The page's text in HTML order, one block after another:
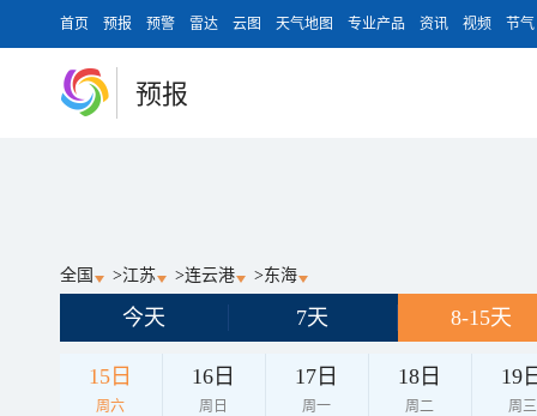
首页 预报 预警 雷达 云图 天气地图 专业产品 资讯 视频 节气
预报
全国 >江苏 >连云港 >东海
今天 7天 8-15天
15日
周六
16日
周日
17日
周一
18日
周二
19
周三